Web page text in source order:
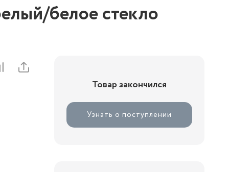
белое стекло
Товар закончился
Узнать о поступлении